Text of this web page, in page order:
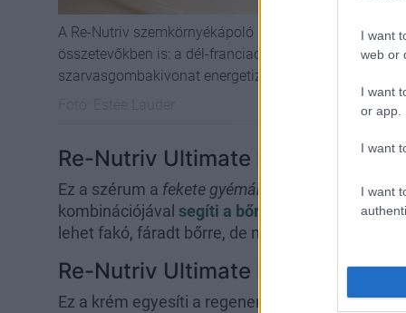
I want
web or
I want
or app.
I want
I want
A Re-Nutriv szemkörnyékápoló különlegessége
összetevőkben is: a dél-franciaországi, kizárólagos
szarvasgombakivonat energetizálja a bőrt és fokozza
Re-Nutriv Ultimate Diamond
Ez a szérum a fekete gyémánt szarvasgomba-
kombinációjával segíti a bőr energiatermelését
lehet fakó, fáradt bőrre, de megelőző céllal is
Re-Nutriv Ultimate Diamond
Ez a krém egyesíti a regeneráló hatást a